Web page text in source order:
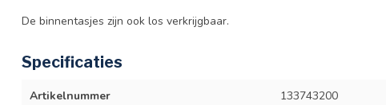
De binnentasjes zijn ook los verkrijgbaar.
Specificaties
Artikelnummer 133743200